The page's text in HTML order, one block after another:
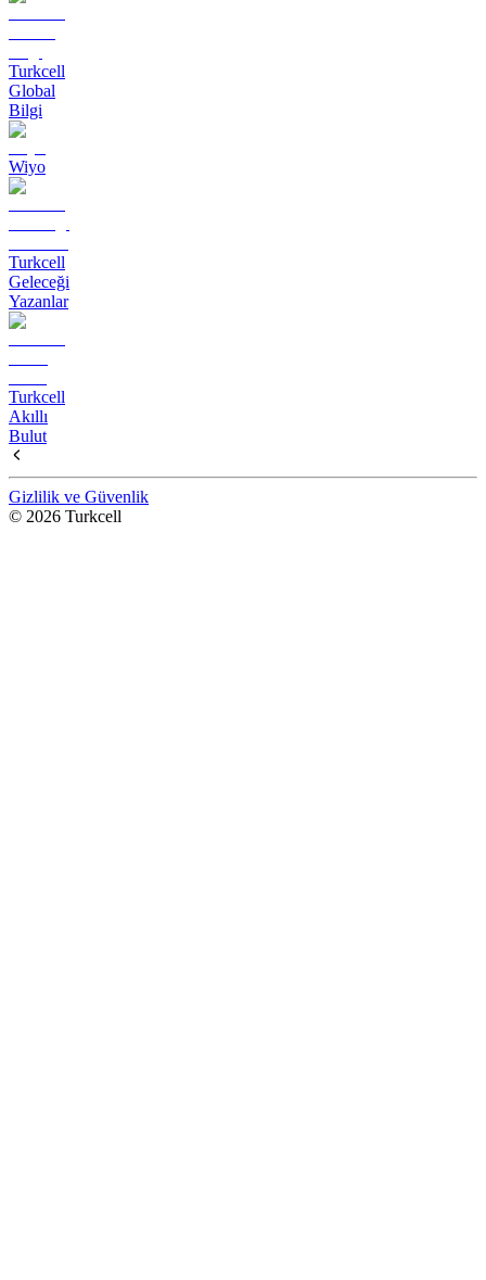
Turkcell
Global
Bilgi
Wiyo
Turkcell
Geleceği
Yazanlar
Turkcell
Akıllı
Bulut
Gizlilik ve Güvenlik
© 2026 Turkcell